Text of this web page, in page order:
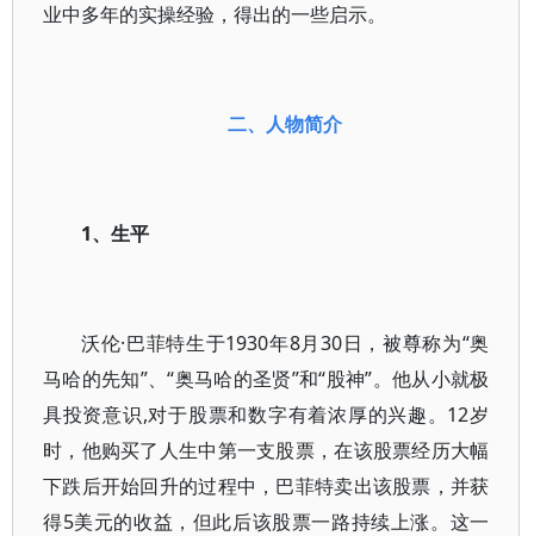
业中多年的实操经验，得出的一些启示。
二、人物简介
1、生平
沃伦·巴菲特生于1930年8月30日，被尊称为“奥
马哈的先知”、“奥马哈的圣贤”和“股神”。他从小就极
具投资意识,对于股票和数字有着浓厚的兴趣。12岁
时，他购买了人生中第一支股票，在该股票经历大幅
下跌后开始回升的过程中，巴菲特卖出该股票，并获
得5美元的收益，但此后该股票一路持续上涨。这一